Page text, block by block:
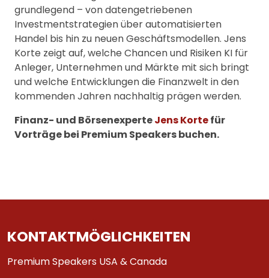
grundlegend – von datengetriebenen
Investmentstrategien über automatisierten
Handel bis hin zu neuen Geschäftsmodellen. Jens
Korte zeigt auf, welche Chancen und Risiken KI für
Anleger, Unternehmen und Märkte mit sich bringt
und welche Entwicklungen die Finanzwelt in den
kommenden Jahren nachhaltig prägen werden.
Finanz- und BörsenexperteJens Kortefür
Vorträge bei Premium Speakers buchen.
KONTAKTMÖGLICHKEITEN
Premium Speakers USA & Canada